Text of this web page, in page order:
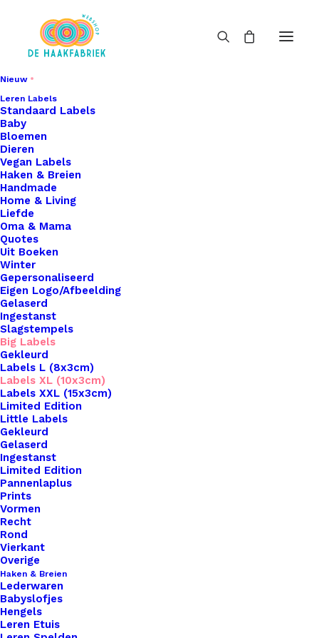
Nieuw
Leren Labels
Standaard Labels
Baby
Bloemen
Dieren
Vegan Labels
Haken & Breien
Handmade
Home & Living
Liefde
Oma & Mama
Quotes
Uit Boeken
Winter
Gepersonaliseerd
Eigen Logo/Afbeelding
Gelaserd
Ingestanst
Slagstempels
Big Labels
Gekleurd
Labels L (8x3cm)
Labels XL (10x3cm)
Labels XXL (15x3cm)
Limited Edition
Little Labels
Gekleurd
Gelaserd
Ingestanst
Limited Edition
Pannenlaplus
Prints
Vormen
Recht
Rond
Vierkant
Overige
Haken & Breien
Lederwaren
Babyslofjes
Hengels
Leren Etuis
Home
Leren Labels
Baby Pakje Big Labels Met Drukknoop 10x3cm
Cognac
Baby Pakje Big
Labels Met
Drukknoop 10x3cm
Cognac
€3,50
Wil je je handgemaakte haak- en breiwerken naar